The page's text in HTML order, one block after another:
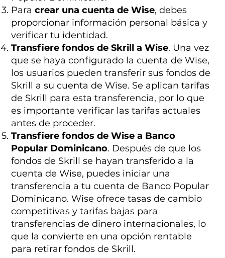
Paracrear una cuenta de Wise, debes
proporcionar información personal básica y
verificar tu identidad.
Transfiere fondos de Skrill a Wise. Una vez
que se haya configurado la cuenta de Wise,
los usuarios pueden transferir sus fondos de
Skrill a su cuenta de Wise. Se aplican tarifas
de Skrill para esta transferencia, por lo que
es importante verificar las tarifas actuales
antes de proceder.
Transfiere fondos de Wise a Banco
Popular Dominicano. Después de que los
fondos de Skrill se hayan transferido a la
cuenta de Wise, puedes iniciar una
transferencia a tu cuenta de Banco Popular
Dominicano. Wise ofrece tasas de cambio
competitivas y tarifas bajas para
transferencias de dinero internacionales, lo
que la convierte en una opción rentable
para retirar fondos de Skrill.